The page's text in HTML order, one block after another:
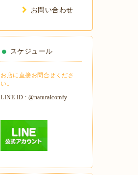
お問い合わせ
スケジュール
お店に直接お問合せくださ
い。
LINE ID : @naturalcomfy